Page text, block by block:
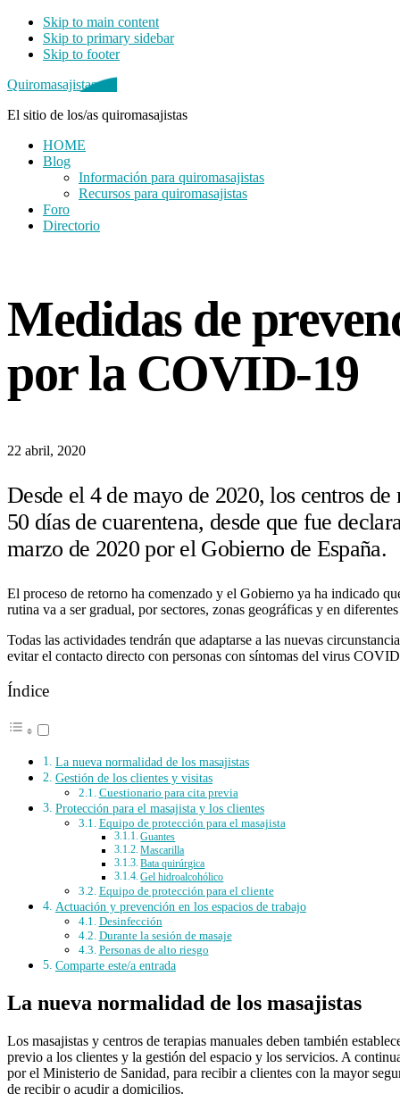
Skip to main content
Skip to primary sidebar
Skip to footer
Quiromasajistas.net
El sitio de los/as quiromasajistas
HOME
Blog
Información para quiromasajistas
Recursos para quiromasajistas
Foro
Directorio
Medidas de
por la COVID-19
22 abril, 2020
Desde el 4 de mayo de 2020, los centros
50 días de cuarentena, desde que fue
marzo de 2020 por el Gobierno de España.
El proceso de retorno ha comenzado y el Gobierno ya ha indicado
rutina va a ser gradual, por sectores, zonas geográficas y en
Todas las actividades tendrán que adaptarse a las nuevas
evitar el contacto directo con personas con síntomas del virus
Índice
La nueva normalidad de los masajistas
Gestión de los clientes y visitas
Cuestionario para cita previa
Protección para el masajista y los clientes
Equipo de protección para el masajista
Guantes
Mascarilla
Bata quirúrgica
Gel hidroalcohólico
Equipo de protección para el cliente
Actuación y prevención en los espacios de trabajo
Desinfección
Durante la sesión de masaje
Personas de alto riesgo
Comparte este/a entrada
La nueva normalidad de los masajistas
Los masajistas y centros de terapias manuales deben también
previo a los clientes y la gestión del espacio y los servicios. A
por el Ministerio de Sanidad, para recibir a clientes con la mayor
de recibir o acudir a domicilios.